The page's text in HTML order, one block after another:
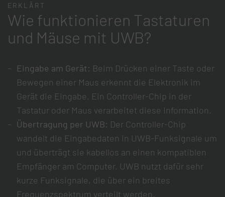
ERKLÄRT
Wie funktionieren Tastaturen
und Mäuse mit UWB?
Eingabe am Gerät: Beim Drücken einer Taste oder
Bewegen einer Maus erkennt die Elektronik im
Gerät die Eingabe. Ein Controller-Chip in der
Tastatur oder Maus verarbeitet diese Information.
Übertragung per UWB: Der Controller-Chip
wandelt die Eingabedaten in UWB-Funksignale um
und überträgt sie kabellos an einen kompatiblen
Empfänger am Computer. UWB nutzt dafür sehr
kurze Funksignale, die über ein breites
Frequenzspektrum verteilt werden.